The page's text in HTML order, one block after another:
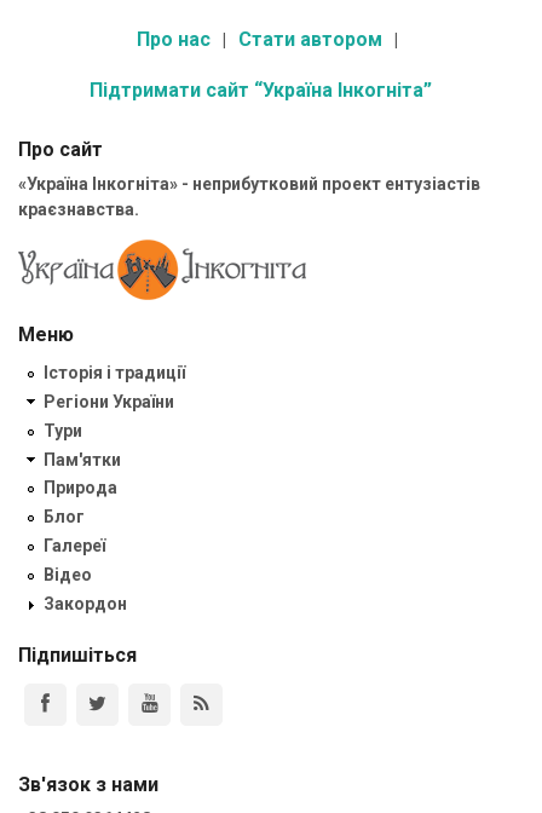
Про нас Стати автором
Підтримати сайт “Україна Інкогніта”
Про сайт
«Україна Інкогніта» - неприбутковий проект ентузіастів
краєзнавства.
Меню
Історія і традиції
Регіони України
Тури
Пам'ятки
Природа
Блог
Галереї
Відео
Закордон
Підпишіться
Зв'язок з нами